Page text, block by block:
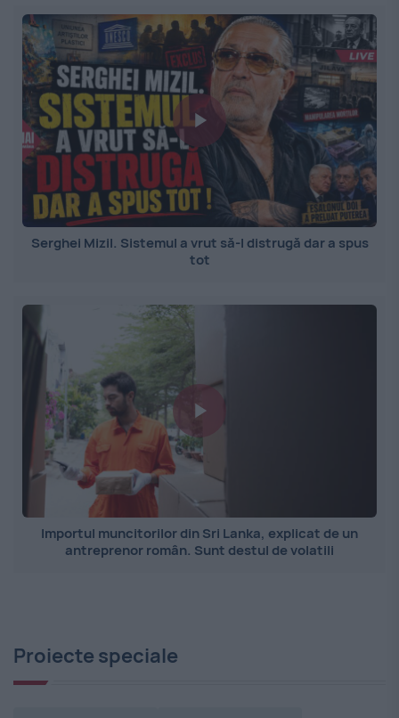
Serghei Mizil. Sistemul a vrut să-l distrugă dar a spus
tot
Importul muncitorilor din Sri Lanka, explicat de un
antreprenor român. Sunt destul de volatili
Proiecte speciale